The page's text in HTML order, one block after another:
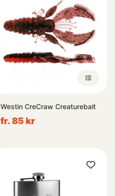
Westin CreCraw Creaturebait
fr. 85 kr